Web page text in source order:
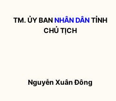
TM. ỦY BANNHÂN DÂNTỈNH
CHỦ TỊCH
Nguyễn Xuân Đông